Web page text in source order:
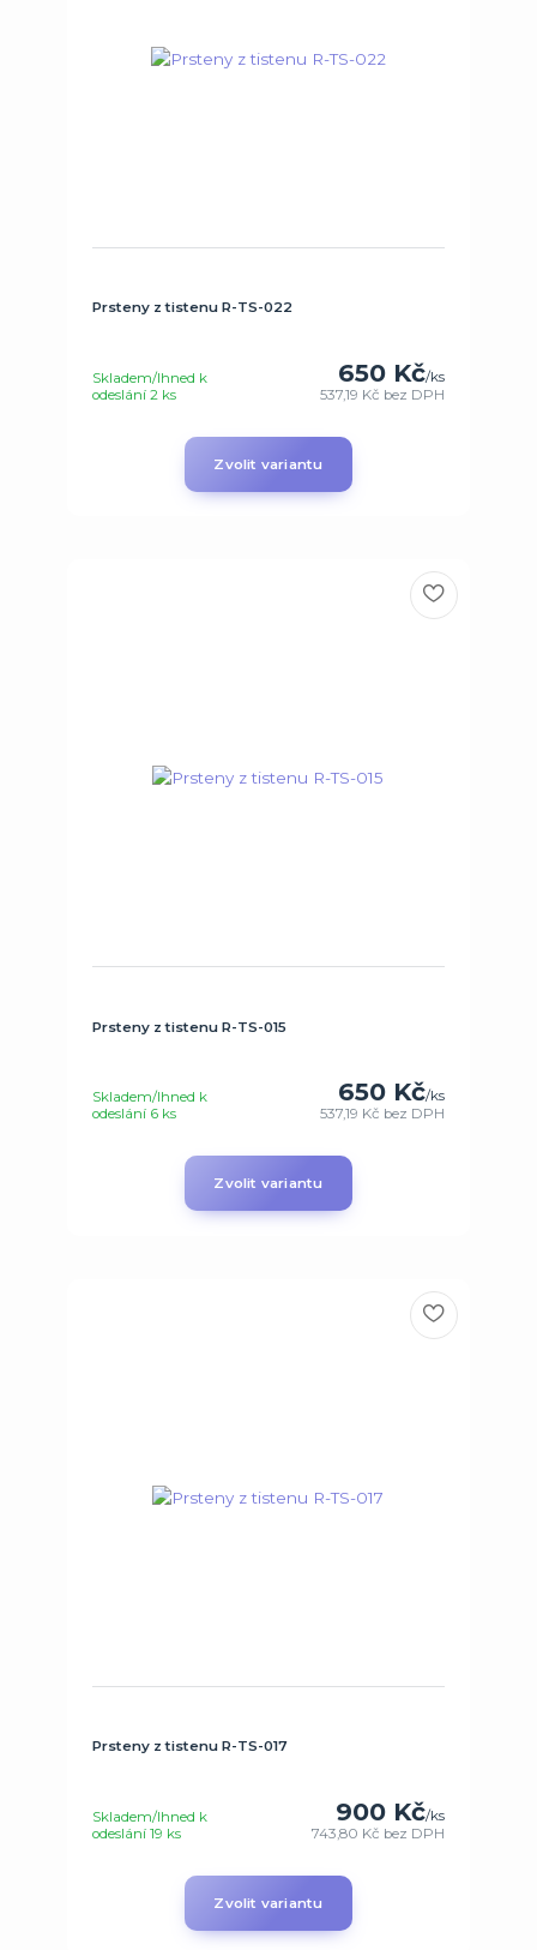
Prsteny z tistenu R-TS-022
650 Kč/ks
537,19 Kč bez DPH
Skladem/Ihned k
odeslání 2 ks
Zvolit variantu
Prsteny z tistenu R-TS-015
650 Kč/ks
537,19 Kč bez DPH
Skladem/Ihned k
odeslání 6 ks
Zvolit variantu
Prsteny z tistenu R-TS-017
900 Kč/ks
743,80 Kč bez DPH
Skladem/Ihned k
odeslání 19 ks
Zvolit variantu